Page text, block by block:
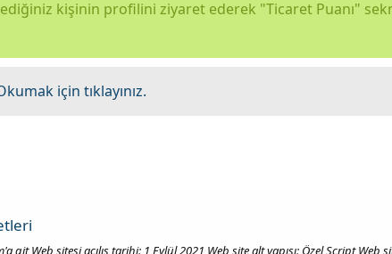
kişinin profilini ziyaret ederek "Ticaret Puanı"
için tıklayınız.
git Web sitesi açılış tarihi: 1 Eylül 2021 Web site alt yapısı: Özel Script